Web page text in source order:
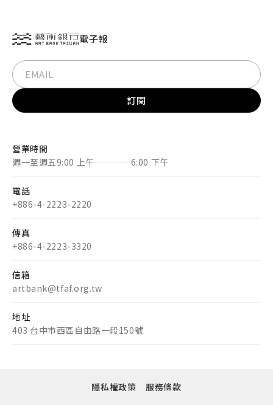
電子報
訂閱
營業時間
週一至週五9:00 上午 6:00 下午
電話
+886-4-2223-2220
傳真
+886-4-2223-3320
信箱
artbank@tfaf.org.tw
地址
403 台中市西區自由路一段150號
隱私權政策 服務條款